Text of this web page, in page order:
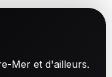
Mer et d'ailleurs.